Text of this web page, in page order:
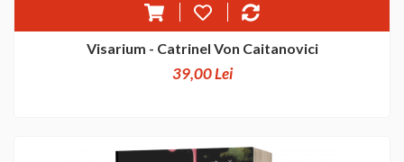
Visarium - Catrinel Von Caitanovici
39,00 Lei